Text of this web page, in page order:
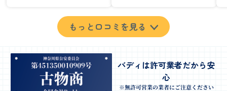
が集めた物や古い家具が
多く、自分たちだけでは
どうにもならない状態で
んが手際よく片付けてく
れたので、部屋が驚くほ
どスッキリしました。自
分では手が回らなかった
とができました。特に、
古い家具や壊れた家電な
ど、処分が難しいものが
きました。
当日は2名のスタッフが来
てくださり、作業の流れ
もっと口コミを見る
バディは許可業者だから安
心
※無許可営業の業者にご注意ください